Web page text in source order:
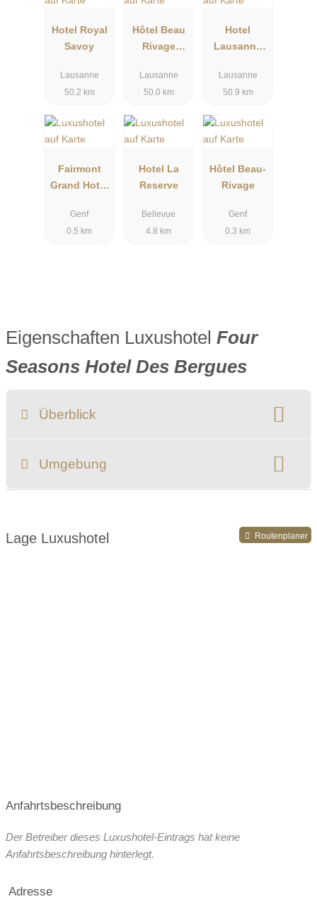
Hotel Royal
Savoy
Lausanne
50.2 km
Hôtel Beau
Rivage
Lausanne
Lausanne
50.0 km
Hotel
Lausanne
Spa
Lausanne
50.9 km
Fairmont
Grand Hotel
Genf
0.5 km
Hotel La
Reserve
Bellevue
4.8 km
Hôtel Beau-
Rivage
Genf
0.3 km
Eigenschaften Luxushotel Four
Seasons Hotel Des Bergues
Überblick
Umgebung
Lage Luxushotel Routenplaner
Anfahrtsbeschreibung
Der Betreiber dieses Luxushotel-Eintrags hat keine
Anfahrtsbeschreibung hinterlegt.
Adresse